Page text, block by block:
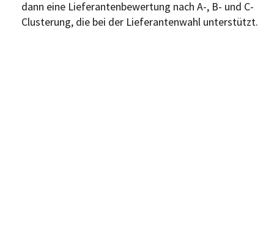
dann eine Lieferantenbewertung nach A-, B- und C-
Clusterung, die bei der Lieferantenwahl unterstützt.